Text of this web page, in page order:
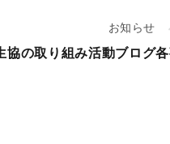
お知らせ
協の取り組み活動ブログ